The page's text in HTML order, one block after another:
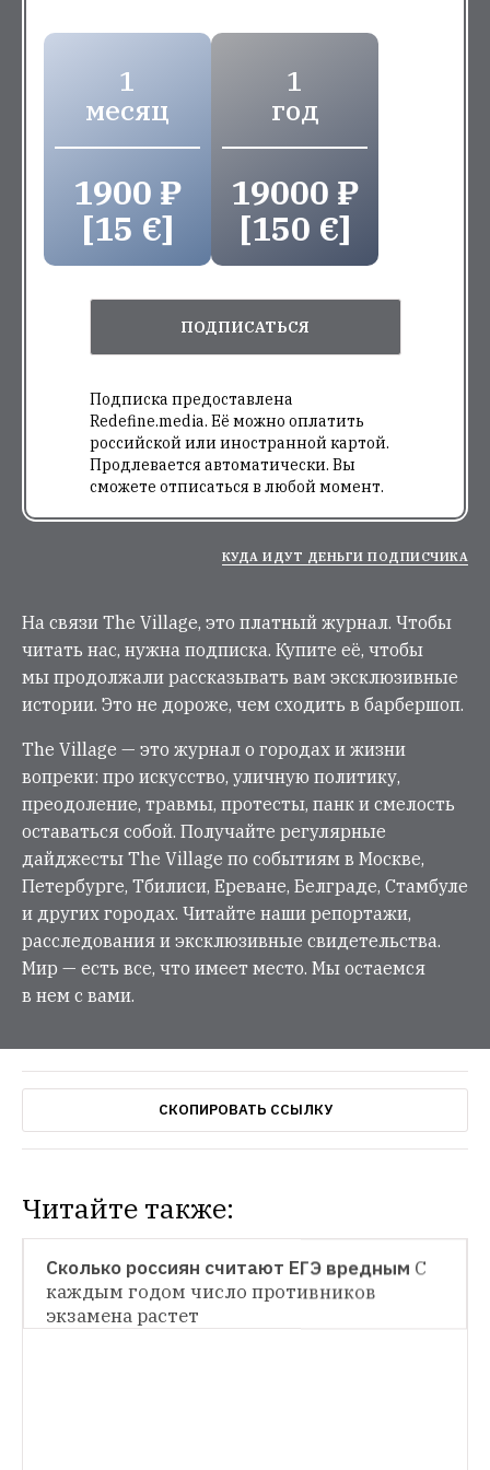
1
месяц
1900 ₽
[15 €]
1
год
19000 ₽
[150 €]
ПОДПИСАТЬСЯ
Подписка предоставлена
Redefine.media. Её можно оплатить
российской или иностранной картой.
Продлевается автоматически. Вы
сможете отписаться в любой момент.
КУДА ИДУТ ДЕНЬГИ ПОДПИСЧИКА
На связи The Village, это платный журнал. Чтобы
читать нас, нужна подписка. Купите её, чтобы
мы продолжали рассказывать вам эксклюзивные
истории. Это не дороже, чем сходить в барбершоп.
The Village — это журнал о городах и жизни
вопреки: про искусство, уличную политику,
преодоление, травмы, протесты, панк и смелость
оставаться собой. Получайте регулярные
дайджесты The Village по событиям в Москве,
Петербурге, Тбилиси, Ереване, Белграде, Стамбуле
и других городах. Читайте наши репортажи,
расследования и эксклюзивные свидетельства.
Мир — есть все, что имеет место. Мы остаемся
в нем с вами.
СКОПИРОВАТЬ ССЫЛКУ
Читайте также:
НОВОСТИ
Сколько россиян считают ЕГЭ вредным С
каждым годом число противников
экзамена растет